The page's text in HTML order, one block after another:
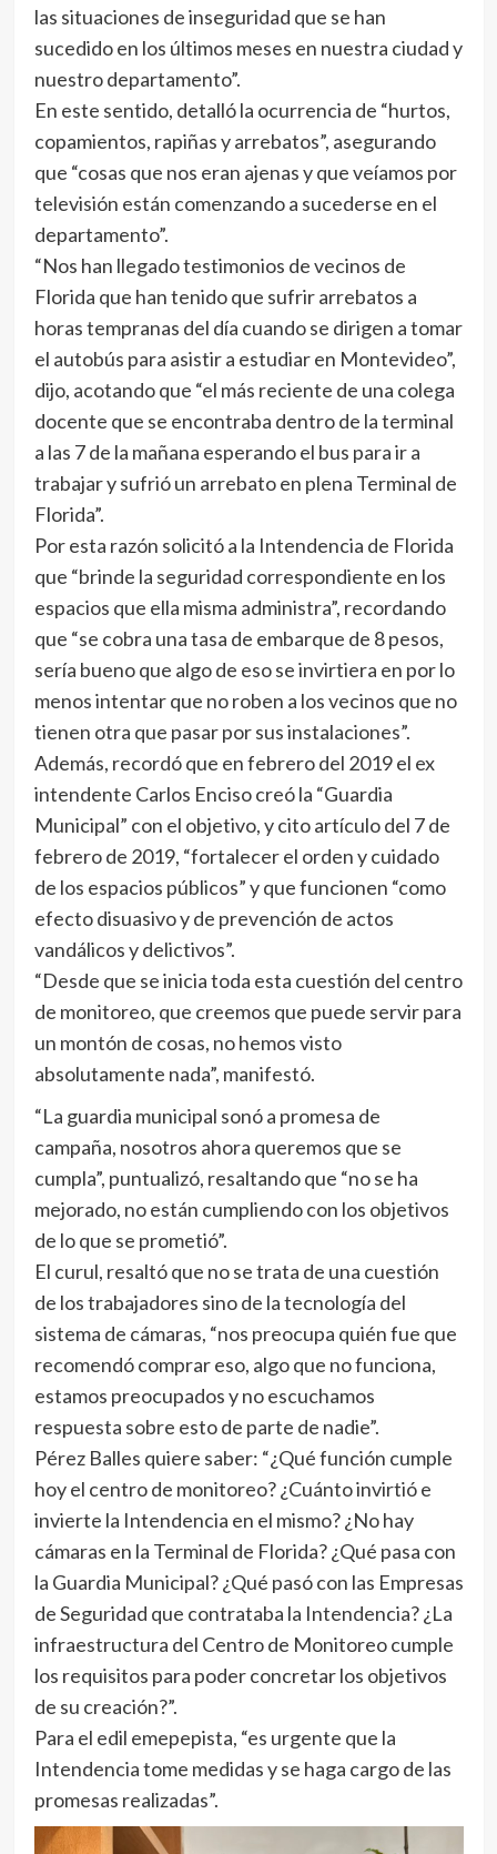
las situaciones de inseguridad que se han
sucedido en los últimos meses en nuestra ciudad y
nuestro departamento”.
En este sentido, detalló la ocurrencia de “hurtos,
copamientos, rapiñas y arrebatos”, asegurando
que “cosas que nos eran ajenas y que veíamos por
televisión están comenzando a sucederse en el
departamento”.
“Nos han llegado testimonios de vecinos de
Florida que han tenido que sufrir arrebatos a
horas tempranas del día cuando se dirigen a tomar
el autobús para asistir a estudiar en Montevideo”,
dijo, acotando que “el más reciente de una colega
docente que se encontraba dentro de la terminal
a las 7 de la mañana esperando el bus para ir a
trabajar y sufrió un arrebato en plena Terminal de
Florida”.
Por esta razón solicitó a la Intendencia de Florida
que “brinde la seguridad correspondiente en los
espacios que ella misma administra”, recordando
que “se cobra una tasa de embarque de 8 pesos,
sería bueno que algo de eso se invirtiera en por lo
menos intentar que no roben a los vecinos que no
tienen otra que pasar por sus instalaciones”.
Además, recordó que en febrero del 2019 el ex
intendente Carlos Enciso creó la “Guardia
Municipal” con el objetivo, y cito artículo del 7 de
febrero de 2019, “fortalecer el orden y cuidado
de los espacios públicos” y que funcionen “como
efecto disuasivo y de prevención de actos
vandálicos y delictivos”.
“Desde que se inicia toda esta cuestión del centro
de monitoreo, que creemos que puede servir para
un montón de cosas, no hemos visto
absolutamente nada”, manifestó.
“La guardia municipal sonó a promesa de
campaña, nosotros ahora queremos que se
cumpla”, puntualizó, resaltando que “no se ha
mejorado, no están cumpliendo con los objetivos
de lo que se prometió”.
El curul, resaltó que no se trata de una cuestión
de los trabajadores sino de la tecnología del
sistema de cámaras, “nos preocupa quién fue que
recomendó comprar eso, algo que no funciona,
estamos preocupados y no escuchamos
respuesta sobre esto de parte de nadie”.
Pérez Balles quiere saber: “¿Qué función cumple
hoy el centro de monitoreo? ¿Cuánto invirtió e
invierte la Intendencia en el mismo? ¿No hay
cámaras en la Terminal de Florida? ¿Qué pasa con
la Guardia Municipal? ¿Qué pasó con las Empresas
de Seguridad que contrataba la Intendencia? ¿La
infraestructura del Centro de Monitoreo cumple
los requisitos para poder concretar los objetivos
de su creación?”.
Para el edil emepepista, “es urgente que la
Intendencia tome medidas y se haga cargo de las
promesas realizadas”.